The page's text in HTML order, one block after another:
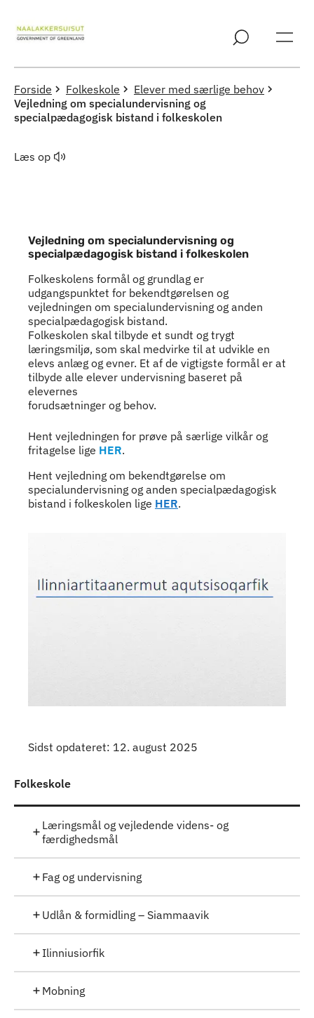
Forside Folkeskole
Elever med særlige behov
Vejledning om specialundervisning og
specialpædagogisk bistand i folkeskolen
Læs op
Vejledning om specialundervisning og
specialpædagogisk bistand i folkeskolen
Folkeskolens formål og grundlag er
udgangspunktet for bekendtgørelsen og
vejledningen om specialundervisning og anden
specialpædagogisk bistand.
Folkeskolen skal tilbyde et sundt og trygt
læringsmiljø, som skal medvirke til at udvikle en
elevs anlæg og evner. Et af de vigtigste formål er at
tilbyde alle elever undervisning baseret på
elevernes
forudsætninger og behov.
Indhold
Hent vejledningen for prøve på særlige vilkår og
fritagelse lige HER.
Hent vejledning om bekendtgørelse om
specialundervisning og anden specialpædagogisk
bistand i folkeskolen lige HER.
Sidst opdateret: 12. august 2025
Folkeskole
Læringsmål og vejledende videns- og
færdighedsmål
Fag og undervisning
Udlån & formidling – Siammaavik
Ilinniusiorfik
Mobning